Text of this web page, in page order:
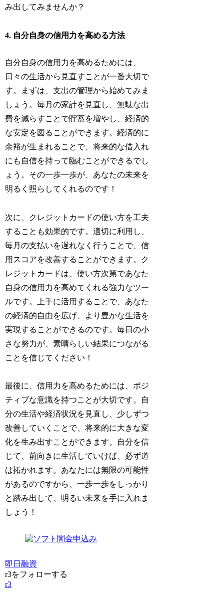
み出してみませんか？
4. 自分自身の信用力を高める方法
自分自身の信用力を高めるためには、
日々の生活から見直すことが一番大切で
す。まずは、支出の管理から始めてみま
しょう。毎月の家計を見直し、無駄な出
費を減らすことで貯蓄を増やし、経済的
な安定を図ることができます。経済的に
余裕が生まれることで、将来的な借入れ
にも自信を持って臨むことができるでし
ょう。その一歩一歩が、あなたの未来を
明るく照らしてくれるのです！
次に、クレジットカードの使い方を工夫
することも効果的です。適切に利用し、
毎月の支払いを遅れなく行うことで、信
用スコアを改善することができます。ク
レジットカードは、使い方次第であなた
自身の信用力を高めてくれる強力なツー
ルです。上手に活用することで、あなた
の経済的自由を広げ、より豊かな生活を
実現することができるのです。毎日の小
さな努力が、素晴らしい結果につながる
ことを信じてください！
最後に、信用力を高めるためには、ポジ
ティブな意識を持つことが大切です。自
分の生活や経済状況を見直し、少しずつ
改善していくことで、将来的に大きな変
化を生み出すことができます。自分を信
じて、前向きに生活していけば、必ず道
は拓かれます。あなたには無限の可能性
があるのですから、一歩一歩をしっかり
と踏み出して、明るい未来を手に入れま
しょう！
即日融資
r3をフォローする
r3